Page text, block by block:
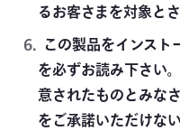
るお客さまを対象と
この製品をインスト
を必ずお読み下さい
意されたものとみな
をご承諾いただけな